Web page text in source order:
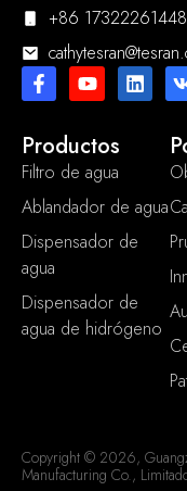
+86 17322261448
Productos
Filtro de agua
Ablandador de agua
Dispensador de
agua
Dispensador de
agua de hidrógeno
Copyright © 2026,
Manufacturing Co.,